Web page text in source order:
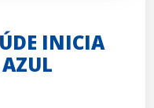
INICIA